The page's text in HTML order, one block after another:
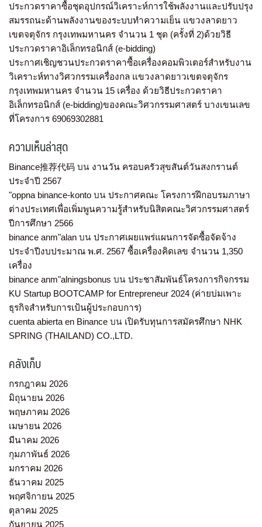
ประกวดราคาซื้อชุดอุปกรณ์วิเคราะห์การใช้พลังงานและปรับปรุง
สมรรถนะด้านพลังงานของระบบทำความเย็น แขวงลาดยาว
เขตจตุจักร กรุงเทพมหานคร จำนวน 1 ชุด (ครั้งที่ 2)ด้วยวิธี
ประกวดราคาอิเล็กทรอนิกส์ (e-bidding)
ประกาศเชิญชวนประกวดราคาซื้อเครื่องคอมพิวเตอร์สำหรับงาน
วิเคราะห์ทางวิศวกรรมเครื่องกล แขวงลาดยาวเขตจตุจักร
กรุงเทพมหานคร จำนวน 15 เครื่อง ด้วยวิธีประกวดราคา
อิเล็กทรอนิกส์ (e-bidding)ของคณะวิศวกรรมศาสตร์ บางเขนเลข
ที่โครงการ 69069302881
ความเห็นล่าสุด
Binance推荐代码 บน งานวัน ครอบครัวสุขสันต์วันสงกรานต์
ประจำปี 2567
"oppna binance-konto บน ประกาศคณะ โครงการฝึกอบรมภาษา
ต่างประเทศเพื่อเพิ่มพูนความรู้สำหรับนิสิตคณะวิศวกรรมศาสตร์
ปีการศึกษา 2566
binance anm"alan บน ประกาศเผยแพร่แผนการจัดซื้อจัดจ้าง
ประจำปีงบประมาณ พ.ศ. 2567 ซื้อเครื่องคิดเลข จำนวน 1,350
เครื่อง
binance anm"alningsbonus บน ประชาสัมพันธ์โครงการกิจกรรม
KU Startup BOOTCAMP for Entrepreneur 2024 (ค่ายบ่มเพาะ
ธุรกิจสำหรับการเป้นผู้ประกอบการ)
cuenta abierta en Binance บน เปิดรับทุนการสมัครศึกษา NHK
SPRING (THAILAND) CO.,LTD.
คลังเก็บ
กรกฎาคม 2026
มิถุนายน 2026
พฤษภาคม 2026
เมษายน 2026
มีนาคม 2026
กุมภาพันธ์ 2026
มกราคม 2026
ธันวาคม 2025
พฤศจิกายน 2025
ตุลาคม 2025
กันยายน 2025